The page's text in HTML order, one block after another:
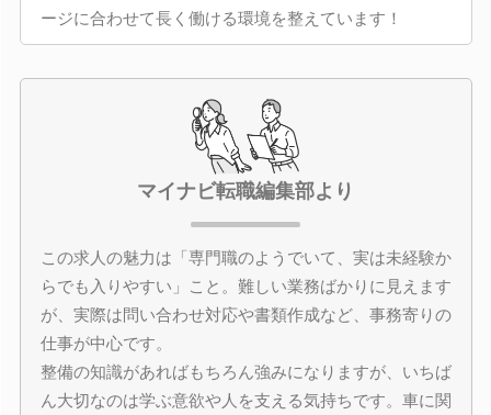
ージに合わせて長く働ける環境を整えています！
マイナビ転職編集部より
この求人の魅力は「専門職のようでいて、実は未経験か
らでも入りやすい」こと。難しい業務ばかりに見えます
が、実際は問い合わせ対応や書類作成など、事務寄りの
仕事が中心です。
整備の知識があればもちろん強みになりますが、いちば
ん大切なのは学ぶ意欲や人を支える気持ちです。車に関